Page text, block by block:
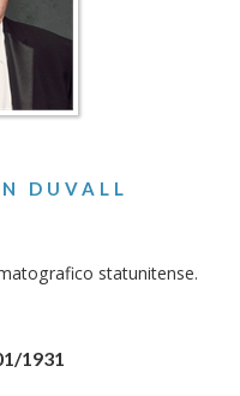
DUVALL
statunitense.
1931